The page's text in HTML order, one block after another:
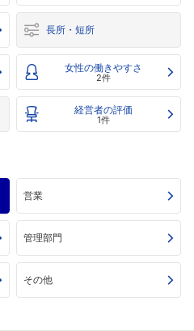
長所・短所
女性の働きやすさ
2件
経営者の評価
1件
営業
管理部門
その他